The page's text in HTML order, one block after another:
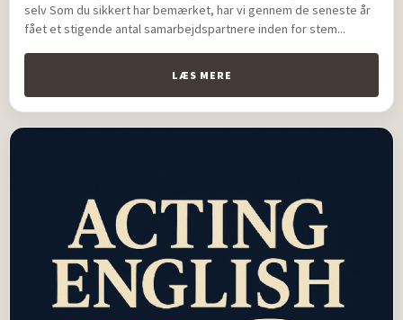
selv Som du sikkert har bemærket, har vi gennem de seneste år
fået et stigende antal samarbejdspartnere inden for stem...
LÆS MERE